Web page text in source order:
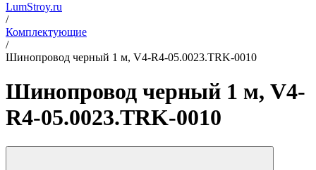
LumStroy.ru
/
Комплектующие
/
Шинопровод черный 1 м, V4-R4-05.0023.TRK-0010
Шинопровод черный 1 м, V4-
R4-05.0023.TRK-0010